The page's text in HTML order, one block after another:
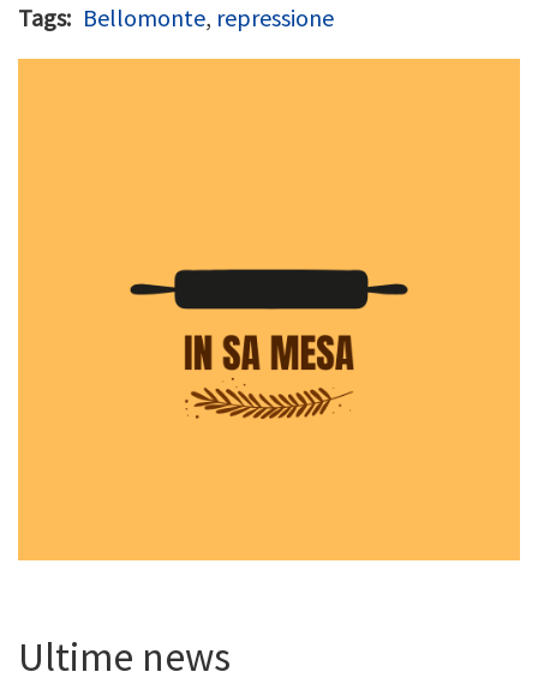
Tags
Bellomonte, repressione
Ultime news